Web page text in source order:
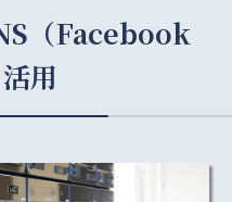
（Facebook
用